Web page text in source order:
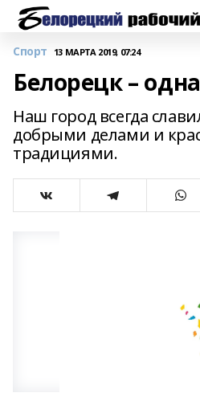
Спорт 13 МАРТА 2019, 07:24
Белорецк –
Наш город всегда
добрыми делами и
традициями.